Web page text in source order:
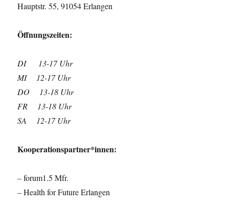
Hauptstr. 55, 91054 Erlangen
Öffnungszeiten:
DI 13-17 Uhr
MI 12-17 Uhr
DO 13-18 Uhr
FR 13-18 Uhr
SA 12-17 Uhr
Kooperationspartner*innen:
– forum1.5 Mfr.
– Health for Future Erlangen